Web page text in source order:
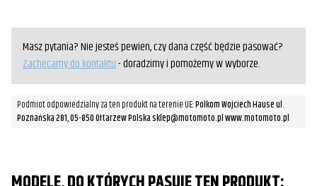
Masz pytania? Nie jesteś pewien, czy dana część będzie pasować?
Zachęcamy do kontaktu- doradzimy i pomożemy w wyborze.
Podmiot odpowiedzialny za ten produkt na terenie UE:Polkom Wojciech Hause ul.
Poznańska 281, 05-850 Ołtarzew Polska sklep@motomoto.pl www.motomoto.pl